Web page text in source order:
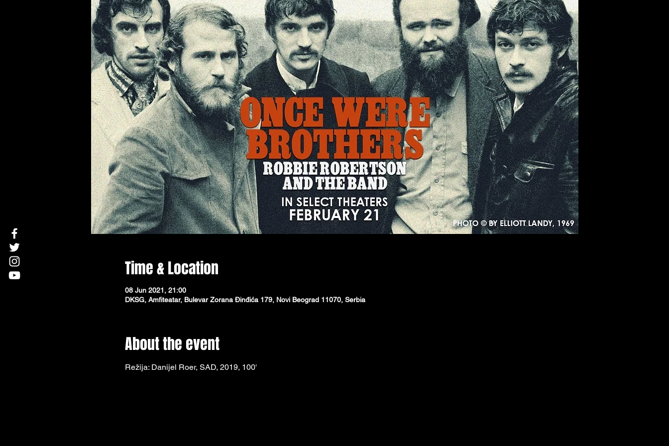
Time & Location
08 Jun 2021, 21:00
DKSG, Amfiteatar, Bulevar Zorana Đinđića 179, Novi Beograd 11070, Serbia
About the event
Režija: Danijel Roer, SAD, 2019, 100'